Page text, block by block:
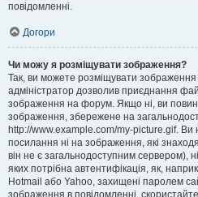
повідомленні.
Догори
Чи можу я розміщувати зображення?
Так, ви можете розміщувати
адміністратор дозволив приєднання
зображення на форум. Якщо ні, ви
зображення, збережене на
http://www.example.com/my-picture.gif.
посилання ні на зображення, які
він не є загальнодоступним сервером),
яких потрібна автентифікація, як,
Hotmail або Yahoo, захищені паролем
зображення в повідомленні,